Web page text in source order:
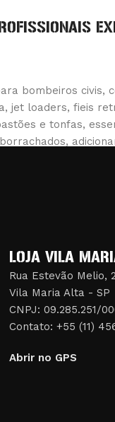
bombeiros civis,
jet loaders, fieis
e tonfas,
ajudar a
específicas de
LOJA VILA
Rua Estevão Melio,
Vila Maria Alta - SP
CNPJ: 09.285.251/
Contato: +55 (11)
Abrir no GPS